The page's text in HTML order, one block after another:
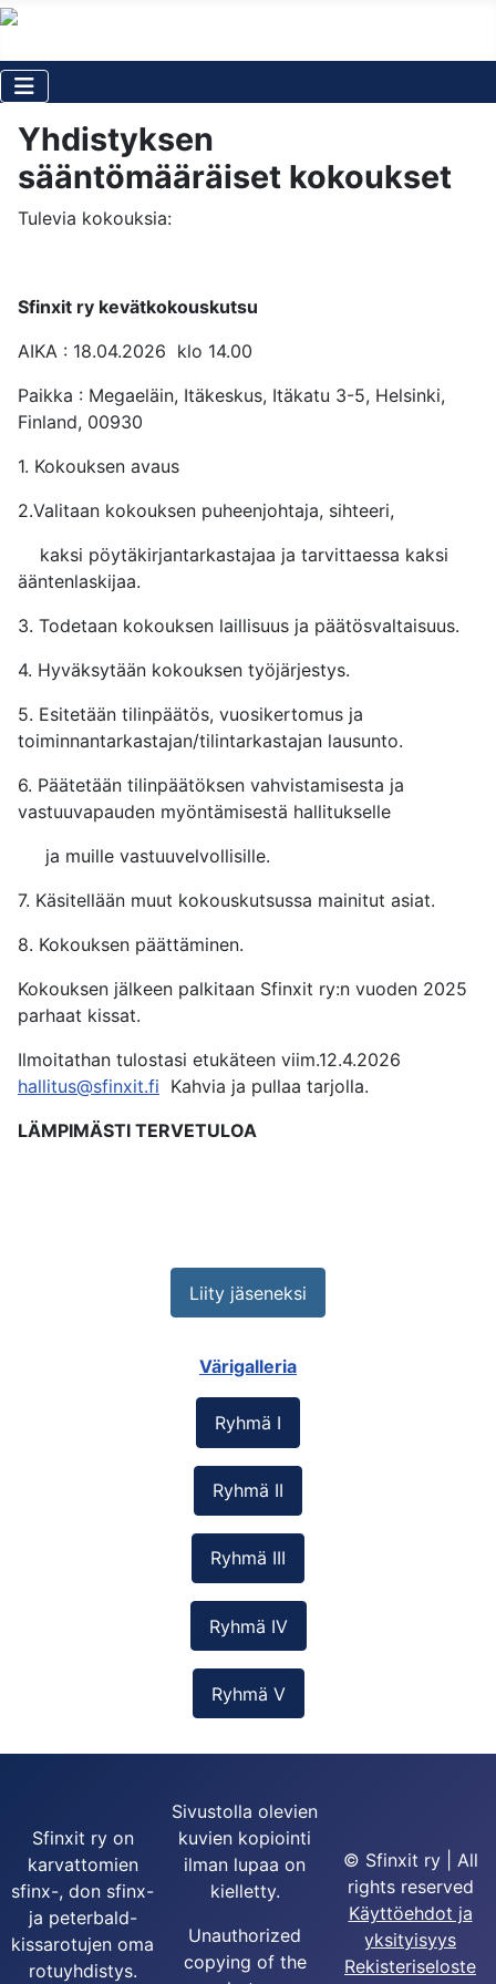
Liity jäseneksi
Värigalleria
Ryhmä I
Ryhmä II
Ryhmä III
Ryhmä IV
Ryhmä V
Yhdistyksen
sääntömääräiset kokoukset
Tulevia kokouksia:
Sfinxit ry kevätkokouskutsu
AIKA : 18.04.2026 klo 14.00
Paikka : Megaeläin, Itäkeskus, Itäkatu 3-5, Helsinki,
Finland, 00930
1. Kokouksen avaus
2.Valitaan kokouksen puheenjohtaja, sihteeri,
kaksi pöytäkirjantarkastajaa ja tarvittaessa kaksi
ääntenlaskijaa.
3. Todetaan kokouksen laillisuus ja päätösvaltaisuus.
4. Hyväksytään kokouksen työjärjestys.
5. Esitetään tilinpäätös, vuosikertomus ja
toiminnantarkastajan/tilintarkastajan lausunto.
6. Päätetään tilinpäätöksen vahvistamisesta ja
vastuuvapauden myöntämisestä hallitukselle
ja muille vastuuvelvollisille.
7. Käsitellään muut kokouskutsussa mainitut asiat.
8. Kokouksen päättäminen.
Kokouksen jälkeen palkitaan Sfinxit ry:n vuoden 2025
parhaat kissat.
Ilmoitathan tulostasi etukäteen viim.12.4.2026
hallitus@sfinxit.fi Kahvia ja pullaa tarjolla.
LÄMPIMÄSTI TERVETULOA
Sfinxit ry on
karvattomien
sfinx-, don sfinx-
ja peterbald-
kissarotujen oma
rotuyhdistys.
Sivustolla olevien
kuvien kopiointi
ilman lupaa on
kielletty.
Unauthorized
copying of the
© Sfinxit ry | All
rights reserved
Käyttöehdot ja
yksityisyys
Rekisteriseloste